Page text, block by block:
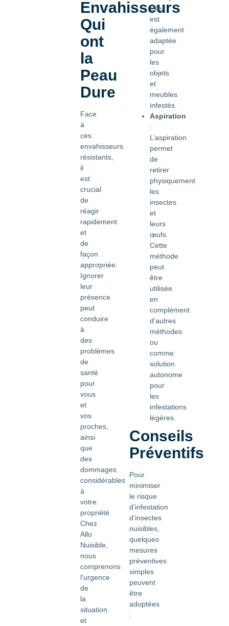
Envahisseurs
Qui
ont
la
Peau
Dure
Face
à
ces
envahisseurs
résistants,
il
est
crucial
de
réagir
rapidement
et
de
façon
appropriée.
Ignorer
leur
présence
peut
conduire
à
des
problèmes
de
santé
pour
vous
et
vos
proches,
ainsi
que
des
dommages
considérables
à
votre
propriété.
Chez
Allo
Nuisible,
nous
comprenons
l’urgence
de
la
situation
et
Elle
est
également
adaptée
pour
les
objets
et
meubles
infestés.
Aspiration
:
L’aspiration
permet
de
retirer
physiquement
les
insectes
et
leurs
œufs.
Cette
méthode
peut
être
utilisée
en
complément
d’autres
méthodes
ou
comme
solution
autonome
pour
les
infestations
légères.
Conseils
Préventifs
Pour
minimiser
le risque
d’infestation
d’insectes
nuisibles,
quelques
mesures
préventives
simples
peuvent
être
adoptées
: